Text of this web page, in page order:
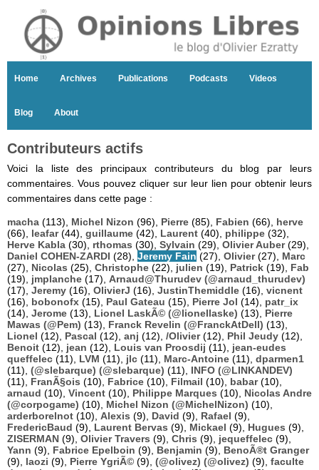
Home Archives Publications Podcasts Videos
Blog About
Contributeurs actifs
Voici la liste des principaux contributeurs du blog par leurs
commentaires. Vous pouvez cliquer sur leur lien pour obtenir leurs
commentaires dans cette page :
macha (113), Michel Nizon (96), Pierre (85), Fabien (66), herve
(66), leafar(44), guillaume (42), Laurent (40), philippe (32),
Herve Kabla (30), rthomas (30), Sylvain (29), Olivier Auber(29),
Daniel COHEN-ZARDI (28), Jeremy Fain (27), Olivier(27), Marc
(27), Nicolas (25), Christophe (22), julien (19), Patrick (19), Fab
(19), jmplanche (17), Arnaud@Thurudev (@arnaud_thurudev)
(17), Jeremy (16), OlivierJ (16), JustinThemiddle (16), vicnent
(16), bobonofx (15), Paul Gateau (15), Pierre Jol (14), patr_ix
(14), Jerome (13), Lionel LaskÃ© (@lionellaske) (13), Pierre
Mawas (@Pem) (13), Franck Revelin (@FranckAtDell) (13),
Lionel (12), Pascal (12), anj (12), /Olivier(12), Phil Jeudy (12),
Benoit (12), jean (12), Louis van Proosdij (11), jean-eudes
queffelec (11), LVM (11), jlc (11), Marc-Antoine (11), dparmen1
(11), (@slebarque) (@slebarque) (11), INFO (@LINKANDEV)
(11), FranÃ§ois (10), Fabrice (10), Filmail (10), babar(10),
arnaud (10), Vincent (10), Philippe Marques (10), Nicolas Andre
(@corpogame) (10), Michel Nizon (@MichelNizon) (10),
arderborelnot (10), Alexis (9), David (9), Rafael (9),
FredericBaud (9), Laurent Bervas (9), Mickael (9), Hugues (9),
ZISERMAN (9), Olivier Travers (9), Chris (9), jequeffelec (9),
Yann (9), Fabrice Epelboin (9), Benjamin (9), BenoÃ®t Granger
(9), laozi (9), Pierre YgriÃ© (9), (@olivez) (@olivez) (9), faculte